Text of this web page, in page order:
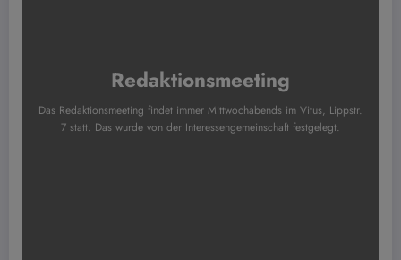
Redaktionsmeeting
Das Redaktionsmeeting findet immer Mittwochabends im Vitus, Lippstr.
7 statt. Das wurde von der Interessengemeinschaft festgelegt.